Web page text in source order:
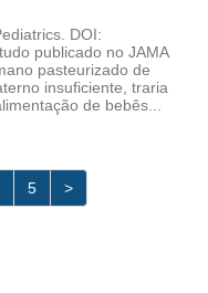
DOI:
publicado no JAMA
pasteurizado de
insuficiente, traria
de bebês...
5 >